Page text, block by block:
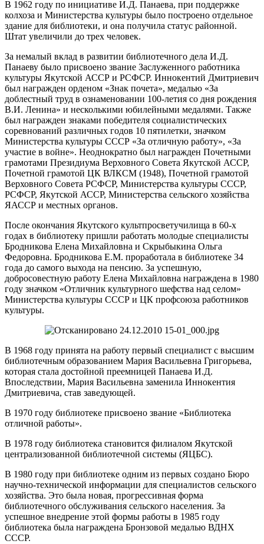
В 1962 году по инициативе И.Д. Панаева, при поддержке
колхоза и Министерства культуры было построено отдельное
здание для библиотеки, и она получила статус районной.
Штат увеличили до трех человек.
За немалый вклад в развитии библиотечного дела И.Д.
Панаеву было присвоено звание Заслуженного работника
культуры Якутской АССР и РСФСР. Иннокентий Дмитриевич
был награжден орденом «Знак почета», медалью «За
доблестный труд в ознаменовании 100-летия со дня рождения
В.И. Ленина» и несколькими юбилейными медалями. Также
был награжден знаками победителя социалистических
соревнований различных годов 10 пятилетки, значком
Министерства культуры СССР «За отличную работу», «За
участие в войне». Неоднократно был награжден Почетными
грамотами Президиума Верховного Совета Якутской АССР,
Почетной грамотой ЦК ВЛКСМ (1948), Почетной грамотой
Верховного Совета РСФСР, Министерства культуры СССР,
РСФСР, Якутской АССР, Министерства сельского хозяйства
ЯАССР и местных органов.
После окончания Якутского культпросветучилища в 60-х
годах в библиотеку пришли работать молодые специалисты
Бродникова Елена Михайловна и Скрыбыкина Ольга
Федоровна. Бродникова Е.М. проработала в библиотеке 34
года до самого выхода на пенсию. За успешную,
добросовестную работу Елена Михайловна награждена в 1980
году значком «Отличник культурного шефства над селом»
Министерства культуры СССР и ЦК профсоюза работников
культуры.
В 1968 году принята на работу первый специалист с высшим
библиотечным образованием Мария Васильевна Григорьева,
которая стала достойной преемницей Панаева И.Д.
Впоследствии, Мария Васильевна заменила Иннокентия
Дмитриевича, став заведующей.
В 1970 году библиотеке присвоено звание «Библиотека
отличной работы».
В 1978 году библиотека становится филиалом Якутской
централизованной библиотечной системы (ЯЦБС).
В 1980 году при библиотеке одним из первых создано Бюро
научно-технической информации для специалистов сельского
хозяйства. Это была новая, прогрессивная форма
библиотечного обслуживания сельского населения. За
успешное внедрение этой формы работы в 1985 году
библиотека была награждена Бронзовой медалью ВДНХ
СССР.